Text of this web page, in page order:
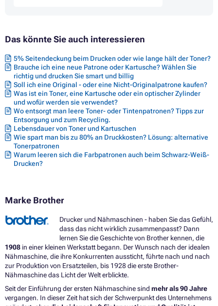
Das könnte Sie auch interessieren
5% Seitendeckung beim Drucken oder wie lange hält der Toner?
Brauche ich eine neue Patrone oder Kartusche? Wählen Sie
richtig und drucken Sie smart und billig
Soll ich eine Original - oder eine Nicht-Originalpatrone kaufen?
Was ist ein Toner, eine Kartusche oder ein optischer Zylinder
und wofür werden sie verwendet?
Wo entsorgt man leere Toner- oder Tintenpatronen? Tipps zur
Entsorgung und zum Recycling.
Lebensdauer von Toner und Kartuschen
Wie spart man bis zu 80% an Druckkosten? Lösung: alternative
Tonerpatronen
Warum leeren sich die Farbpatronen auch beim Schwarz-Weiß-
Drucken?
Marke Brother
Drucker und Nähmaschinen - haben Sie das Gefühl,
dass das nicht wirklich zusammenpasst? Dann
lernen Sie die Geschichte von Brother kennen, die
1908 in einer kleinen Werkstatt begann. Der Wunsch nach der idealen
Nähmaschine, die ihre Konkurrenten aussticht, führte nach und nach
zur Produktion von Ersatzteilen, bis 1928 die erste Brother-
Nähmaschine das Licht der Welt erblickte.
Seit der Einführung der ersten Nähmaschine sind mehr als 90 Jahre
vergangen. In dieser Zeit hat sich der Schwerpunkt des Unternehmens